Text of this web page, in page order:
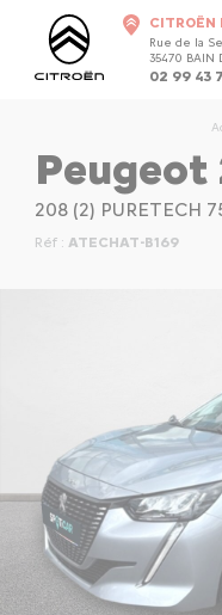
CITROËN
Rue de la
35470 BAIN
02 99 43
Peugeot
208 (2) PURETECH
Réf : ATECHAT-B169